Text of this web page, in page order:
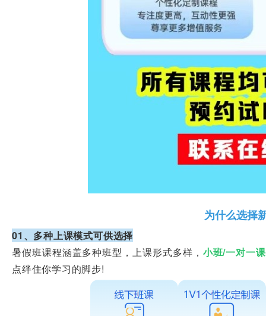
为什么选择
01、多种上课模式可供选择
暑假班课程涵盖多种班型，上课形式多样， 小班/一对一
点绊住你学习的脚步!